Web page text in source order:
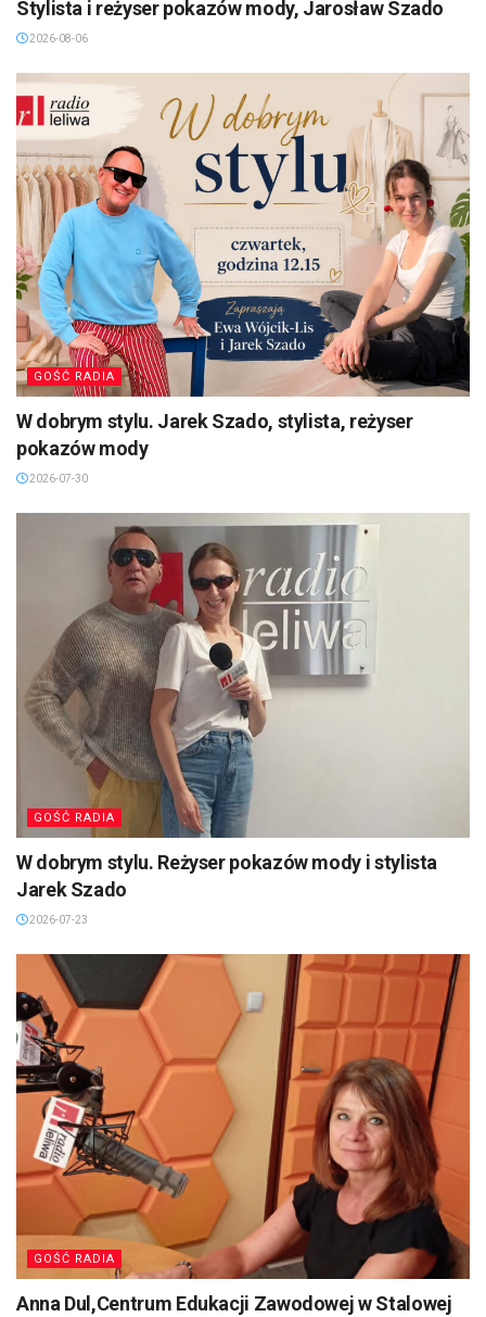
Stylista i reżyser pokazów mody, Jarosław Szado
2026-08-06
GOŚĆ RADIA
W dobrym stylu. Jarek Szado, stylista, reżyser
pokazów mody
2026-07-30
GOŚĆ RADIA
W dobrym stylu. Reżyser pokazów mody i stylista
Jarek Szado
2026-07-23
GOŚĆ RADIA
Anna Dul,Centrum Edukacji Zawodowej w Stalowej